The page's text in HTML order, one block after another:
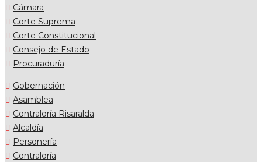
Cámara
Corte Suprema
Corte Constitucional
Consejo de Estado
Procuraduría
Gobernación
Asamblea
Contraloría Risaralda
Alcaldía
Personería
Contraloría